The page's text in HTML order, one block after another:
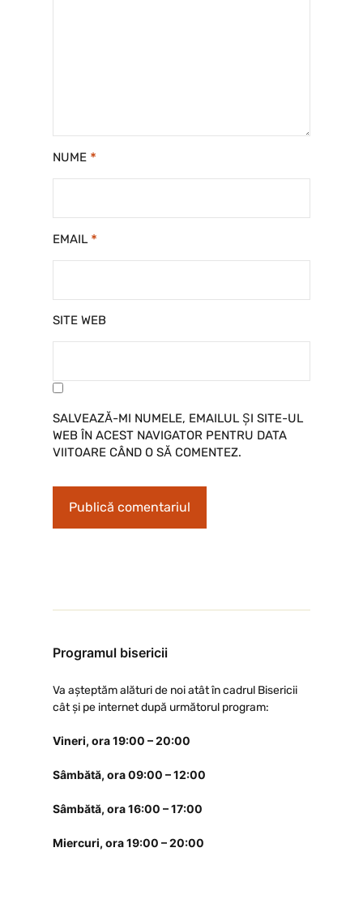
NUME *
EMAIL *
SITE WEB
SALVEAZĂ-MI NUMELE, EMAILUL ȘI SITE-UL
WEB ÎN ACEST NAVIGATOR PENTRU DATA
VIITOARE CÂND O SĂ COMENTEZ.
Programul bisericii
Va așteptăm alături de noi atât în cadrul Bisericii
cât și pe internet după următorul program:
Vineri, ora 19:00 – 20:00
Sâmbătă, ora 09:00 – 12:00
Sâmbătă, ora 16:00 – 17:00
Miercuri, ora 19:00 – 20:00